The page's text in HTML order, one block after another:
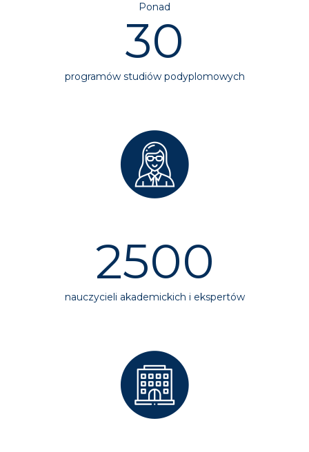
Ponad
programów studiów podyplomowych
30
nauczycieli akademickich i ekspertów
2500